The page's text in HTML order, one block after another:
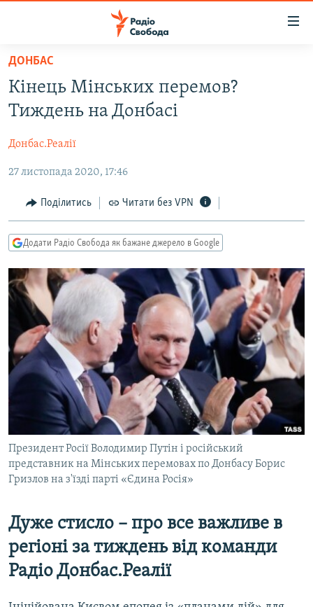
Перейти
основного
матеріалу
до
навігації
Перейти
пошуку
ВСЕ ЗА ДОБУ
ПОЛІТИКА
ЕКОНОМІКА
СУСПІЛЬСТВО
СПОРТ
УКРАЇНА
СВІТ
ВІЙНА
РОСІЙСЬКА «ФІЛЬТРАЦІЯ»
ДОНБАС.РЕАЛІЇ
КРИМ.РЕАЛІЇ
ТИ ЯК?
СХЕМИ
ПРИАЗОВ’Я
КИТАЙ.ВИКЛИКИ
МУЛЬТИМЕДІА
ФОТО
СПЕЦПРОЄКТИ
ПОДКАСТИ
КРИМ РЕАЛІЇ
РУС
КТАТ
ДОЛУЧАЙСЯ!
ДОНБАС
Кінець Мінських перемов?
Тиждень на Донбасі
Донбас.Реалії
27 листопада 2020, 17:46
Поділитись Читати без VPN
Додати Радіо Свобода як бажане джерело в Google
Президент Росії Володимир Путін і російський
представник на Мінських перемовах по Донбасу Борис
Гризлов на з'їзді парті «Єдина Росія»
Дуже стисло – про все важливе в
регіоні за тиждень від команди
Радіо Донбас.Реалії